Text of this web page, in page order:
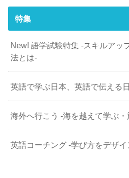
特集
New! 語学試験特集 -スキルアッ
法とは-
英語で学ぶ日本、英語で伝える
海外へ行こう -海を越えて学ぶ
英語コーチング -学び方をデザイ